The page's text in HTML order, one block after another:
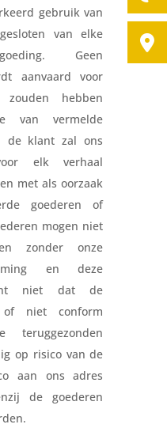
gebruik van
van elke
Geen
aanvaard voor
hebben
van vermelde
de klant zal ons
elk verhaal
met als oorzaak
goederen of
mogen niet
zonder onze
en deze
niet dat de
of niet conform
op risico van de
aan ons adres
de goederen